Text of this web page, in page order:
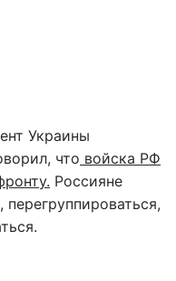
Украины
что войска РФ
Россияне